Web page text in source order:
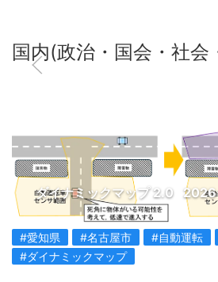
国内(政治・国会・社会
ダイナミックマップ 2.0
#愛知県 #名古屋市 #自動運転
#ダイナミックマップ